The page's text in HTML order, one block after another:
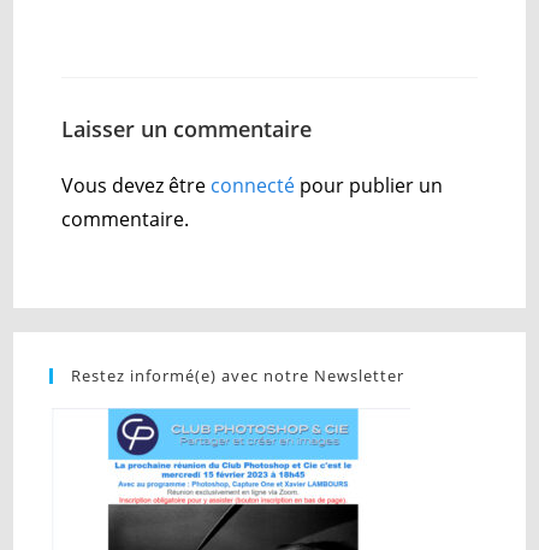
Laisser un commentaire
Vous devez être connecté pour publier un
commentaire.
Restez informé(e) avec notre Newsletter